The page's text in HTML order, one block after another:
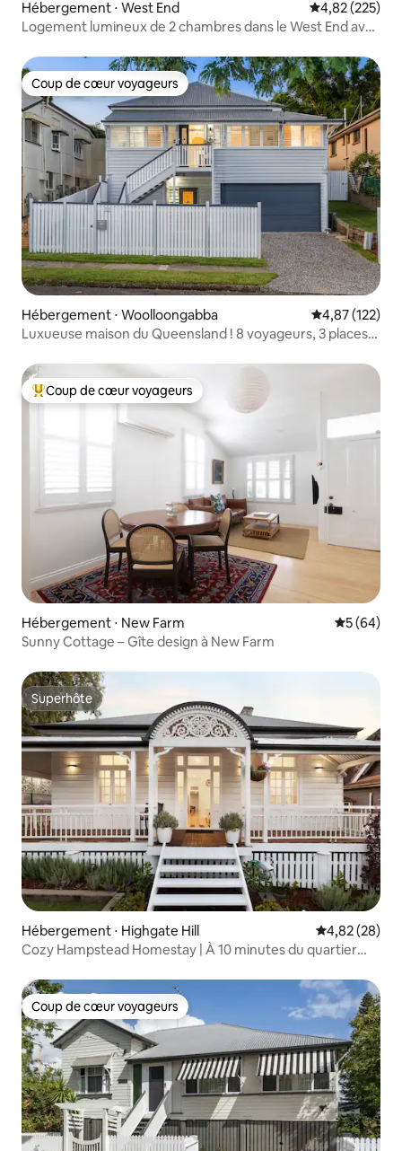
Hébergement ⋅ West End Évaluation
4,82 (225)
Logement lumineux de 2 chambres dans le West End avec
Coup de cœur voyageurs
Coup de cœur voyageurs
Hébergement ⋅ Woolloongabba Évaluation
4,87 (122)
Luxueuse maison du Queensland ! 8 voyageurs, 3 places
Coups de cœur voyageurs les plus appréciés
Coup de cœur voyageurs
Hébergement ⋅ New Farm
5 (64)
Sunny Cottage – Gîte design à New Farm
Superhôte
Superhôte
Hébergement ⋅ Highgate Hill Évaluation
4,82 (28)
Cozy Hampstead Homestay | À 10 minutes du quartier
Coup de cœur voyageurs
Coup de cœur voyageurs